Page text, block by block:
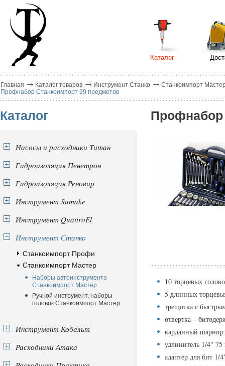
Каталог
Главная Каталог товаров Инструмент Станко
Станкоимпорт
Профнабор Станкоимпорт 99 предметов
Каталог
Насосы и расходники Титан
Гидроизоляция Пенетрон
Гидроизоляция Реновир
Инструмент Sumake
Инструмент QuattroEl
Инструмент Станко
Станкоимпорт Профи
Станкоимпорт Мастер
Наборы автоинструмента
Станкоимпорт Мастер
Ручной инструмент, наборы
головок Станкоимпорт Мастер
Инструмент Кобальт
Расходники Атака
Профнабор
10 торцевых
5 длинных
трещотка с
отвертка –
карданный
удлинитель 1/4"
адаптер для бит 1/